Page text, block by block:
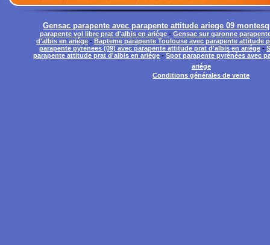
Gensac parapente avec parapente attitude ariege 09
parapente vol libre prat d'albis en ariége-Gensac sur garonne
d'albis en ariége - Bapteme parapente Toulouse avec parapente attitude
parapente pyrenees (09) avec parapente attitude prat d'albis en ariége -
parapente attitude prat d'albis en ariége -Spot parapente pyrénées avec
ariége
Conditions générales de vente